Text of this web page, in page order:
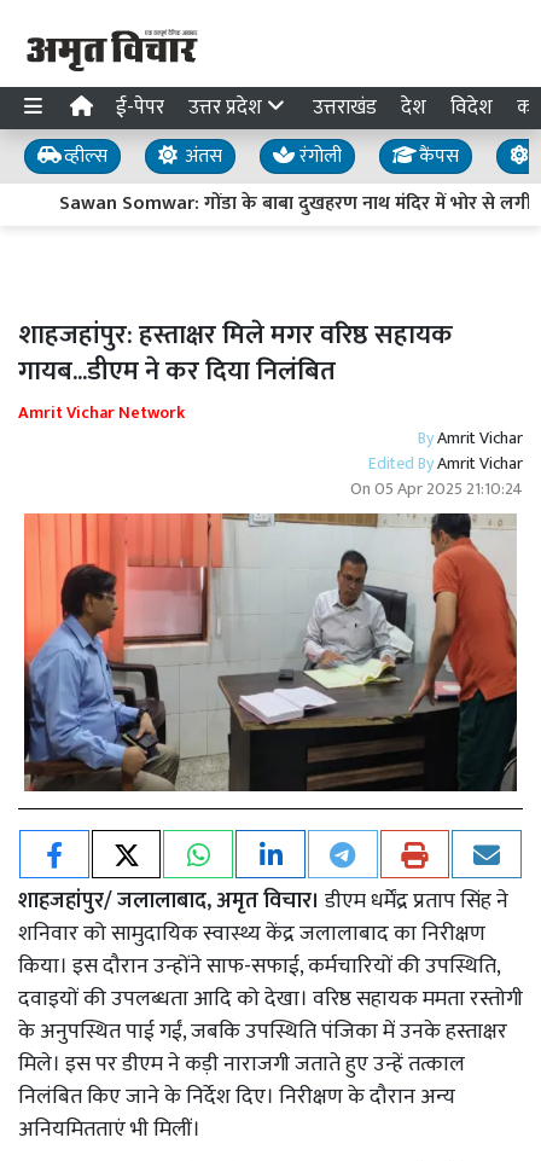
ई-पेपर उत्तर प्रदेश उत्तराखंड देश विदेश
व्हील्स अंतस रंगोली कैंपस
Sawan Somwar: गोंडा के बाबा दुखहरण नाथ मंदिर में भोर से लगी
शाहजहांपुर: हस्ताक्षर मिले मगर वरिष्ठ सहायक
गायब...डीएम ने कर दिया निलंबित
Amrit Vichar Network
ByAmrit Vichar
Edited ByAmrit Vichar
On05 Apr 2025 21:10:24
शाहजहांपुर/ जलालाबाद, अमृत विचार। डीएम धर्मेंद्र प्रताप सिंह ने
शनिवार को सामुदायिक स्वास्थ्य केंद्र जलालाबाद का निरीक्षण
किया। इस दौरान उन्होंने साफ-सफाई, कर्मचारियों की उपस्थिति,
दवाइयों की उपलब्धता आदि को देखा। वरिष्ठ सहायक ममता रस्तोगी
के अनुपस्थित पाई गईं, जबकि उपस्थिति पंजिका में उनके हस्ताक्षर
मिले। इस पर डीएम ने कड़ी नाराजगी जताते हुए उन्हें तत्काल
निलंबित किए जाने के निर्देश दिए। निरीक्षण के दौरान अन्य
अनियमितताएं भी मिलीं।